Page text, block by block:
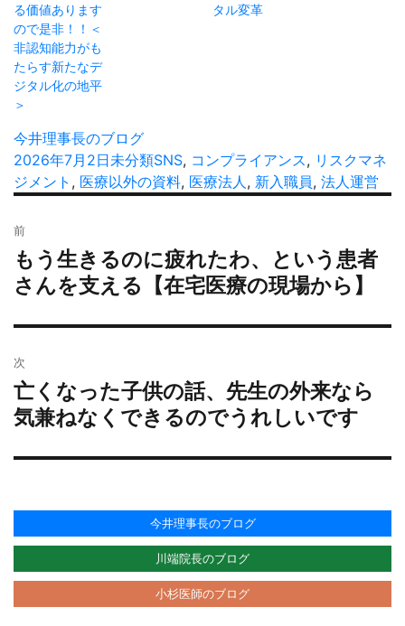
る価値あります
ので是非！！＜
非認知能力がも
たらす新たなデ
ジタル化の地平
＞
タル変革
投
稿
者
今井理事長のブログ
投
稿
2026年7月2日カ
テ
ー
未分類タ
グ
SNS, コンプライアンス, リスクマネ
ジメント , 医療以外の資料, 医療法人 , 新入職員, 法人運営
稿
ナ
ビ
シ
ョ
ン
前
過
去
の
投
もう生きるのに疲れたわ、という患者
さんを支える【在宅医療の現場から】
次
次
の
投
稿:
亡くなった子供の話、先生の外来なら
気兼ねなくできるのでうれしいです
今井理事長のブログ
川端院長のブログ
小杉医師のブログ